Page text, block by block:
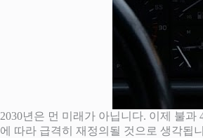
2030년은 먼 미래가 아닙니다. 이제 불
에 따라 급격히 재정의될 것으로 생각됩